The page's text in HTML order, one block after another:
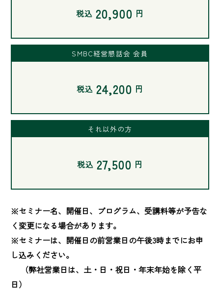
税込 20,900 円
SMBC経営懇話会 会員
税込 24,200 円
それ以外の方
税込 27,500 円
※セミナー名、開催日、プログラム、受講料等が予告な
く変更になる場合があります。
※セミナーは、開催日の前営業日の午後3時までにお申
し込みください。
（弊社営業日は、土・日・祝日・年末年始を除く平
日）